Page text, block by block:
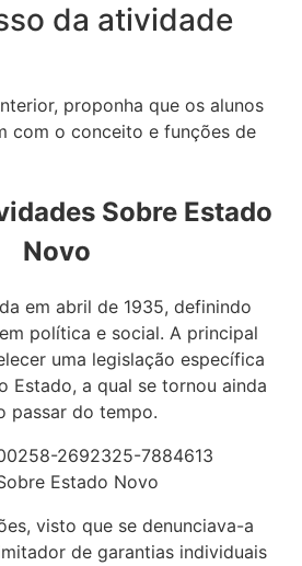
da atividade
proponha que os alunos
com o conceito e funções de
Sobre Estado
Novo
em abril de 1935, definindo
política e social. A principal
uma legislação específica
Estado, a qual se tornou ainda
passar do tempo.
Estado Novo
visto que se denunciava-a
de garantias individuais